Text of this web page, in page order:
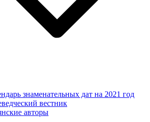
знаменательных дат на 2021 год
вестник
авторы